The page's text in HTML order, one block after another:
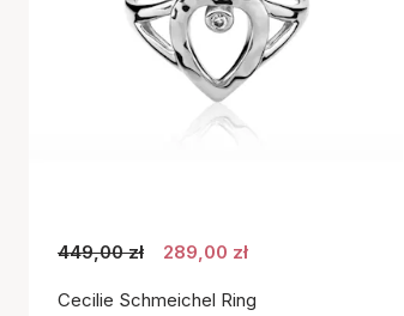
449,00 zł 289,00 zł
Cecilie Schmeichel Ring